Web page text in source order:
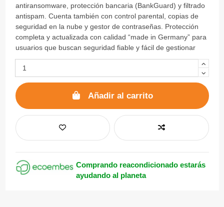
antiransomware, protección bancaria (BankGuard) y filtrado
antispam. Cuenta también con control parental, copias de
seguridad en la nube y gestor de contraseñas. Protección
completa y actualizada con calidad “made in Germany” para
usuarios que buscan seguridad fiable y fácil de gestionar
Añadir al carrito
Comprando reacondicionado estarás
ayudando al planeta